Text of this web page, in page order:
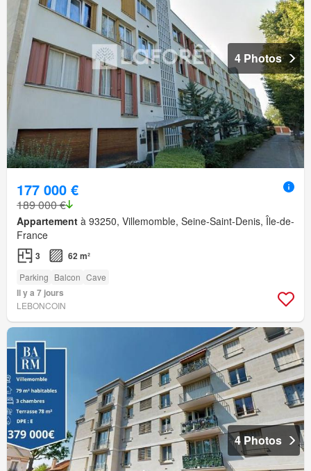
4 Photos
177 000 €
189 000 €
Appartement à 93250, Villemomble, Seine-Saint-Denis, Île-de-
France
3 62 m²
Parking Balcon Cave
Il y a 7 jours
LEBONCOIN
4 Photos